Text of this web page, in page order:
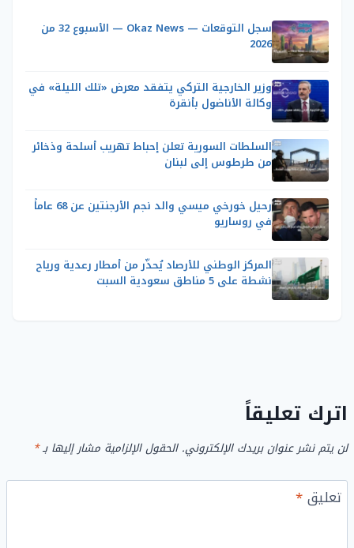
سجل التوقعات — Okaz News — الأسبوع 32 من
2026
وزير الخارجية التركي يتفقد معرض «تلك الليلة» في
وكالة الأناضول بأنقرة
السلطات السورية تعلن إحباط تهريب أسلحة وذخائر
من طرطوس إلى لبنان
رحيل خورخي ميسي والد نجم الأرجنتين عن 68 عاماً
في روساريو
المركز الوطني للأرصاد يُحذّر من أمطار رعدية ورياح
نشطة على 5 مناطق سعودية السبت
اترك تعليقاً
لن يتم نشر عنوان بريدك الإلكتروني. الحقول الإلزامية مشار إليها بـ*
تعليق*